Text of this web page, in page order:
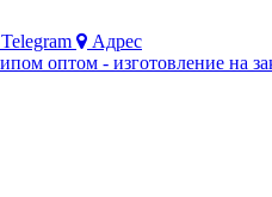
Telegram Адрес